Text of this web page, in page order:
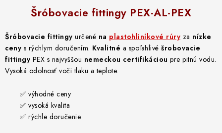
ODPAD A KANALIZÁCIA
PRACOVNÉ POMÔCKY
% DOPREDAJ
CEZ TERMOOBCHOD.SK
Hodnotenie obchodu
Šróbovacie fittingy PEX-AL-PEX
Šróbovacie fittingy určené na plastohliníkové rúry za nízke
ceny s rýchlym doručením. Kvalitné a spoľahlivé šrobovacie
fittingy PEX s najvyššou nemeckou certifikáciou pre pitnú vodu.
Vysoká odolnosť voči tlaku a teplote.
✅ výhodné ceny
✅ vysoká kvalita
✅ rýchle doručenie